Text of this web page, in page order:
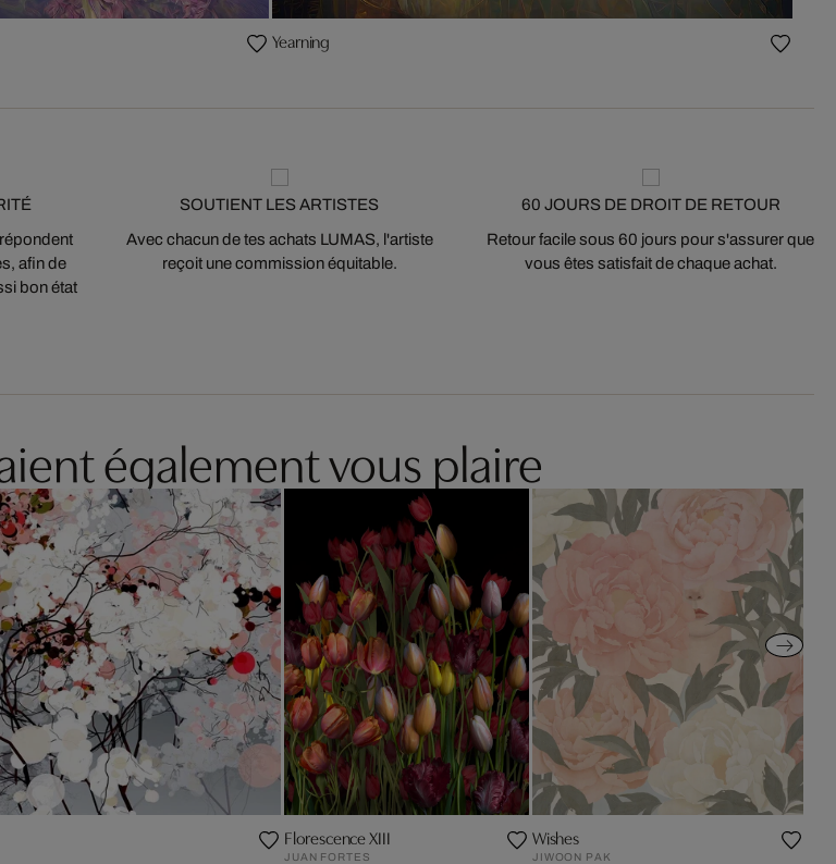
Yearning
afin de
bon état
SOUTIENT LES ARTISTES
Avec chacun de tes achats LUMAS, l'artiste
reçoit une commission équitable.
60 JOURS DE DROIT DE RETOUR
Retour facile sous 60 jours pour s'assurer que
vous êtes satisfait de chaque achat.
également vous plaire
Florescence XIII
JUAN FORTES
Wishes
JIWOON PAK